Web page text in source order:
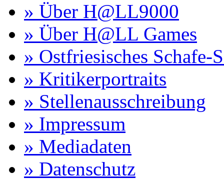
» Über H@LL9000
» Über H@LL Games
» Ostfriesisches Schafe-
» Kritikerportraits
» Stellenausschreibung
» Impressum
» Mediadaten
» Datenschutz